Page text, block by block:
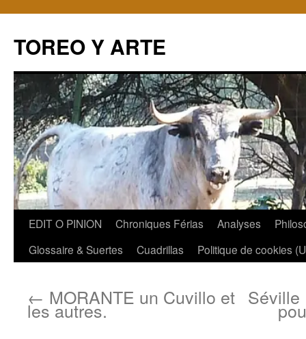
TOREO Y ARTE
Aller
EDIT O PINION Chroniques Férias Analyses
Glossaire & Suertes
Cuadrillas Politique de cookies
← MORANTE un Cuvillo et
les autres.
Séville